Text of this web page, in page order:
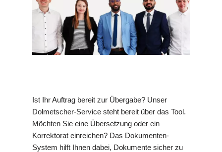
Ist Ihr Auftrag bereit zur Übergabe? Unser
Dolmetscher-Service steht bereit über das Tool.
Möchten Sie eine Übersetzung oder ein
Korrektorat einreichen? Das Dokumenten-
System hilft Ihnen dabei, Dokumente sicher zu